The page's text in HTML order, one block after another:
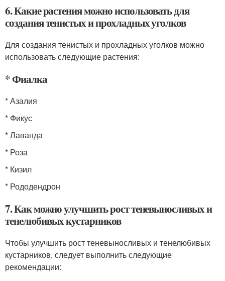
6. Какие растения можно использовать для
создания тенистых и прохладных уголков
Для создания тенистых и прохладных уголков можно
использовать следующие растения:
* Фиалка
* Азалия
* Фикус
* Лаванда
* Роза
* Кизил
* Рододендрон
7. Как можно улучшить рост теневыносливых и
тенелюбивых кустарников
Чтобы улучшить рост теневыносливых и тенелюбивых
кустарников, следует выполнить следующие
рекомендации: